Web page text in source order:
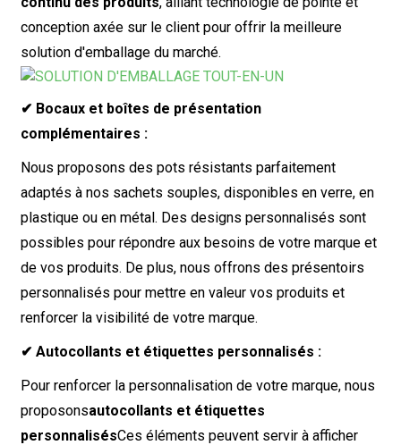
conception axée sur le client pour offrir la meilleure
solution d'emballage du marché.
✔ Bocaux et boîtes de présentation
complémentaires :
Nous proposons des pots résistants parfaitement
adaptés à nos sachets souples, disponibles en verre, en
plastique ou en métal. Des designs personnalisés sont
possibles pour répondre aux besoins de votre marque et
de vos produits. De plus, nous offrons des présentoirs
personnalisés pour mettre en valeur vos produits et
renforcer la visibilité de votre marque.
✔ Autocollants et étiquettes personnalisés :
Pour renforcer la personnalisation de votre marque, nous
proposonsautocollants et étiquettes
personnalisésCes éléments peuvent servir à afficher